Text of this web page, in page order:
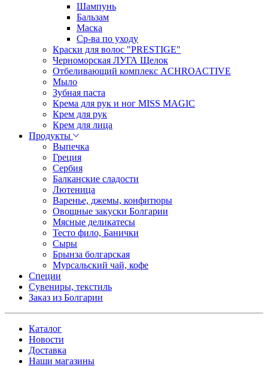
Шампунь
Бальзам
Маска
Ср-ва по уходу
Краски для волос "PRESTIGE"
Черноморская ЛУГА Щелок
Отбеливающий комплекс ACHROACTIVE
Мыло
Зубная паста
Крема для рук и ног MISS MAGIC
Крем для рук
Крем для лица
Продукты
Выпечка
Греция
Сербия
Балканские сладости
Лютеница
Варенье, джемы, конфитюры
Овощные закуски Болгарии
Мясные деликатесы
Тесто фило, Банички
Сыры
Брынза болгарская
Мурсальский чай, кофе
Специи
Сувениры, текстиль
Заказ из Болгарии
Каталог
Новости
Доставка
Наши магазины